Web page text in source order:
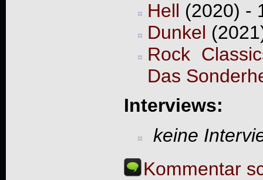
Hell (2020) -
Dunkel
Rock
Das
Interviews:
keine
Kommentar